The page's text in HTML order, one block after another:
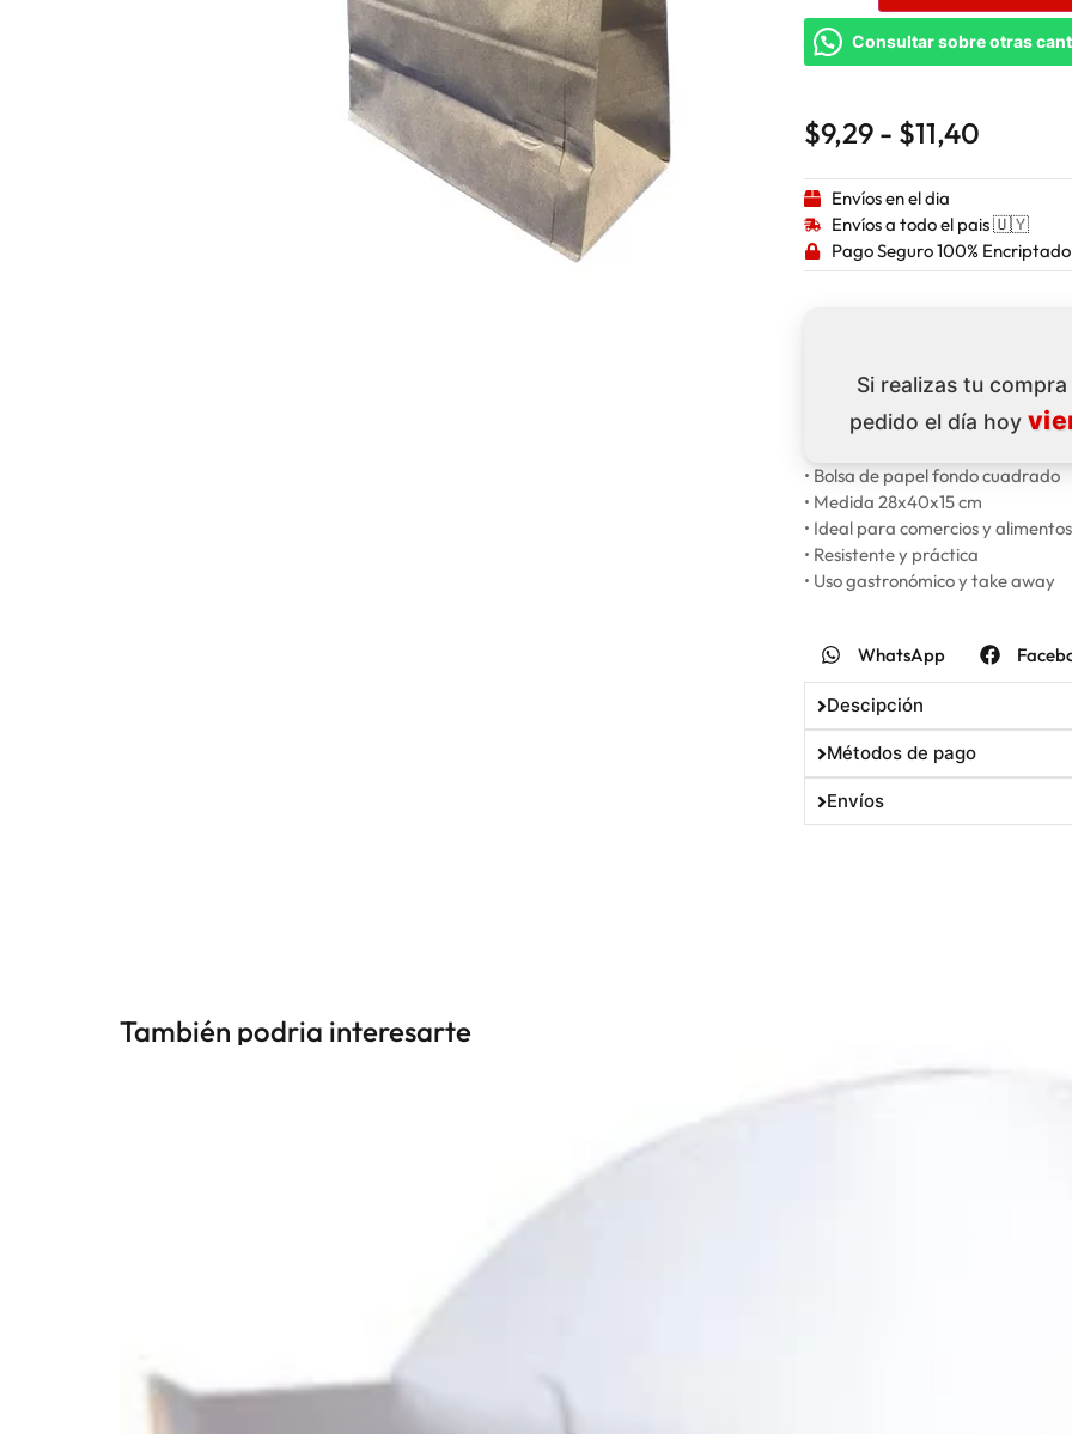
Consultar sobre otras
$9,29 - $11,40
Envíos en el dia
Envíos a todo el pais 🇺🇾
Pago Seguro 100% Encriptado
Si realizas tu
pedido el día hoy
• Bolsa de papel fondo cuadrado
• Medida 28x40x15 cm
• Ideal para comercios y alimentos
• Resistente y práctica
• Uso gastronómico y take away
WhatsApp
Descipción
Métodos de pago
Envíos
También podria interesarte